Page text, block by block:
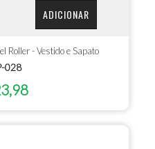
ADICIONAR
Roller - Vestido e Sapato
028